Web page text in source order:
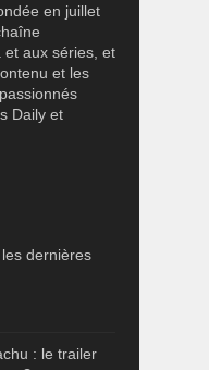
en juillet
et aux séries, et
et les
Daily et
dernières
: le trailer